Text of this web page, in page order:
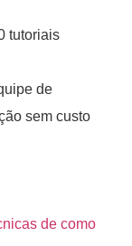
tutoriais
de
sem custo
de como